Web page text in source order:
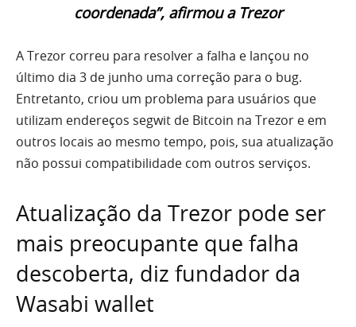
coordenada”, afirmou a Trezor
A Trezor correu para resolver a falha e lançou no
último dia 3 de junho uma correção para o bug.
Entretanto, criou um problema para usuários que
utilizam endereços segwit de Bitcoin na Trezor e em
outros locais ao mesmo tempo, pois, sua atualização
não possui compatibilidade com outros serviços.
Atualização da Trezor pode ser
mais preocupante que falha
descoberta, diz fundador da
Wasabi wallet